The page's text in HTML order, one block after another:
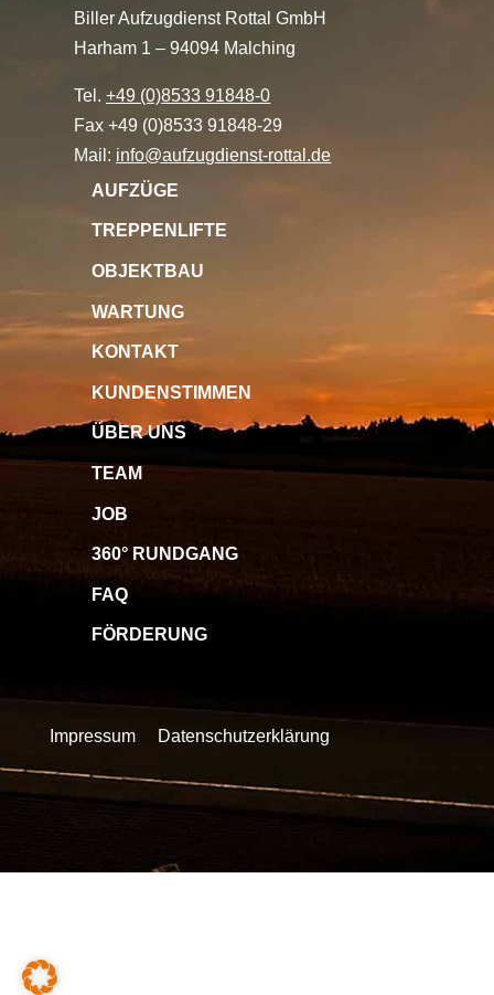
Biller Aufzugdienst Rottal GmbH
Harham 1 – 94094 Malching
Tel.+49 (0)8533 91848-0
Fax +49 (0)8533 91848-29
Mail: info@aufzugdienst-rottal.de
AUFZÜGE
TREPPENLIFTE
OBJEKTBAU
WARTUNG
KONTAKT
KUNDENSTIMMEN
ÜBER UNS
TEAM
JOB
360° RUNDGANG
FAQ
FÖRDERUNG
Impressum Datenschutzerklärung